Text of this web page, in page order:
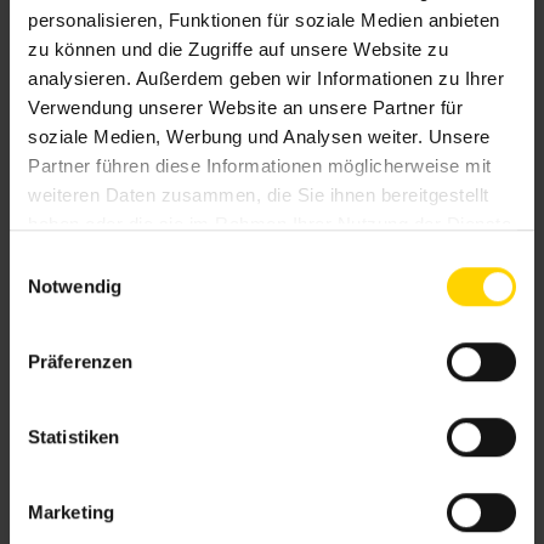
personalisieren, Funktionen für soziale Medien anbieten
zu können und die Zugriffe auf unsere Website zu
analysieren. Außerdem geben wir Informationen zu Ihrer
Verwendung unserer Website an unsere Partner für
soziale Medien, Werbung und Analysen weiter. Unsere
Partner führen diese Informationen möglicherweise mit
weiteren Daten zusammen, die Sie ihnen bereitgestellt
Notwendig
Präferenzen
Statistiken
Marketing